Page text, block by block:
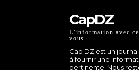
CapDZ
L’information avec
vous
Cap DZ est un
à fournir une
pertinente. Nous